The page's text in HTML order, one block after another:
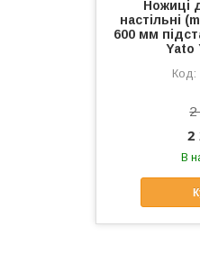
Ножиці
настільні
600 мм
Yato
2
2
В